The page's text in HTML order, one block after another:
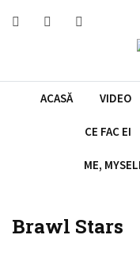
ACASĂ VIDEO
CE FAC EI
ME,
Brawl Stars